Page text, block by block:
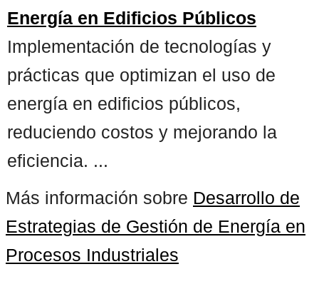
Energía en Edificios Públicos
Implementación de tecnologías y
prácticas que optimizan el uso de
energía en edificios públicos,
reduciendo costos y mejorando la
eficiencia. ...
Más información sobre Desarrollo de
Estrategias de Gestión de Energía en
Procesos Industriales